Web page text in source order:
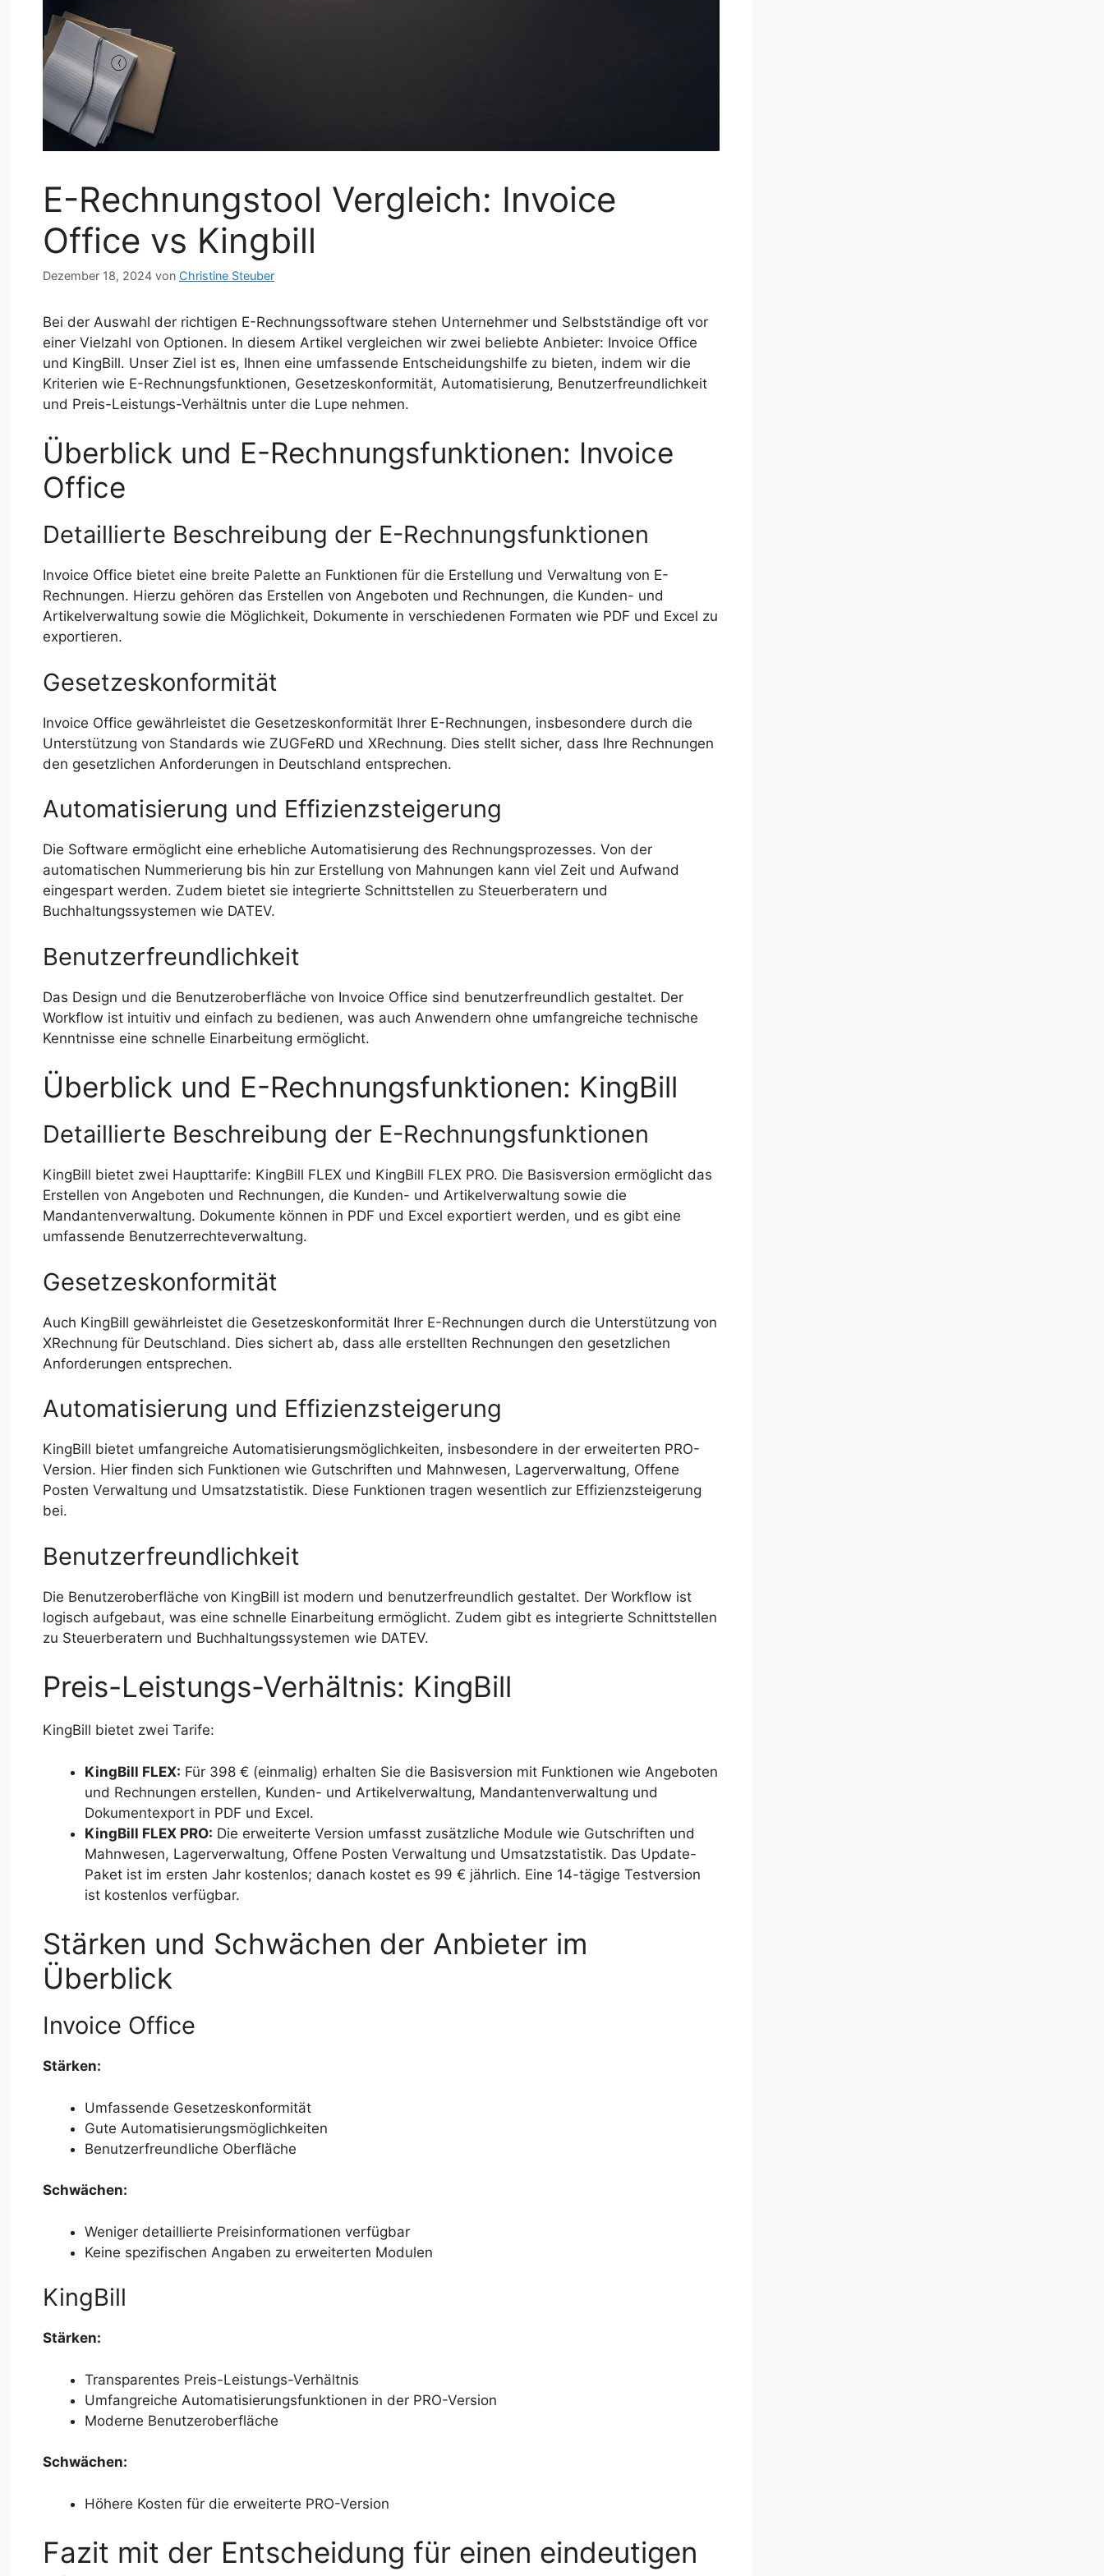
E-Rechnungstool Vergleich: Invoice
Office vs Kingbill
Dezember 18, 2024 von Christine Steuber
Bei der Auswahl der richtigen E-Rechnungssoftware stehen Unternehmer und Selbstständige oft vor
einer Vielzahl von Optionen. In diesem Artikel vergleichen wir zwei beliebte Anbieter: Invoice Office
und KingBill. Unser Ziel ist es, Ihnen eine umfassende Entscheidungshilfe zu bieten, indem wir die
Kriterien wie E-Rechnungsfunktionen, Gesetzeskonformität, Automatisierung, Benutzerfreundlichkeit
und Preis-Leistungs-Verhältnis unter die Lupe nehmen.
Überblick und E-Rechnungsfunktionen: Invoice
Office
Detaillierte Beschreibung der E-Rechnungsfunktionen
Invoice Office bietet eine breite Palette an Funktionen für die Erstellung und Verwaltung von E-
Rechnungen. Hierzu gehören das Erstellen von Angeboten und Rechnungen, die Kunden- und
Artikelverwaltung sowie die Möglichkeit, Dokumente in verschiedenen Formaten wie PDF und Excel zu
exportieren.
Gesetzeskonformität
Invoice Office gewährleistet die Gesetzeskonformität Ihrer E-Rechnungen, insbesondere durch die
Unterstützung von Standards wie ZUGFeRD und XRechnung. Dies stellt sicher, dass Ihre Rechnungen
den gesetzlichen Anforderungen in Deutschland entsprechen.
Automatisierung und Effizienzsteigerung
Die Software ermöglicht eine erhebliche Automatisierung des Rechnungsprozesses. Von der
automatischen Nummerierung bis hin zur Erstellung von Mahnungen kann viel Zeit und Aufwand
eingespart werden. Zudem bietet sie integrierte Schnittstellen zu Steuerberatern und
Buchhaltungssystemen wie DATEV.
Benutzerfreundlichkeit
Das Design und die Benutzeroberfläche von Invoice Office sind benutzerfreundlich gestaltet. Der
Workflow ist intuitiv und einfach zu bedienen, was auch Anwendern ohne umfangreiche technische
Kenntnisse eine schnelle Einarbeitung ermöglicht.
Überblick und E-Rechnungsfunktionen: KingBill
Detaillierte Beschreibung der E-Rechnungsfunktionen
KingBill bietet zwei Haupttarife: KingBill FLEX und KingBill FLEX PRO. Die Basisversion ermöglicht das
Erstellen von Angeboten und Rechnungen, die Kunden- und Artikelverwaltung sowie die
Mandantenverwaltung. Dokumente können in PDF und Excel exportiert werden, und es gibt eine
umfassende Benutzerrechteverwaltung.
Gesetzeskonformität
Auch KingBill gewährleistet die Gesetzeskonformität Ihrer E-Rechnungen durch die Unterstützung von
XRechnung für Deutschland. Dies sichert ab, dass alle erstellten Rechnungen den gesetzlichen
Anforderungen entsprechen.
Automatisierung und Effizienzsteigerung
KingBill bietet umfangreiche Automatisierungsmöglichkeiten, insbesondere in der erweiterten PRO-
Version. Hier finden sich Funktionen wie Gutschriften und Mahnwesen, Lagerverwaltung, Offene
Posten Verwaltung und Umsatzstatistik. Diese Funktionen tragen wesentlich zur Effizienzsteigerung
bei.
Benutzerfreundlichkeit
Die Benutzeroberfläche von KingBill ist modern und benutzerfreundlich gestaltet. Der Workflow ist
logisch aufgebaut, was eine schnelle Einarbeitung ermöglicht. Zudem gibt es integrierte Schnittstellen
zu Steuerberatern und Buchhaltungssystemen wie DATEV.
Preis-Leistungs-Verhältnis: KingBill
KingBill bietet zwei Tarife:
KingBill FLEX: Für 398 € (einmalig) erhalten Sie die Basisversion mit Funktionen wie Angeboten
und Rechnungen erstellen, Kunden- und Artikelverwaltung, Mandantenverwaltung und
Dokumentexport in PDF und Excel.
KingBill FLEX PRO: Die erweiterte Version umfasst zusätzliche Module wie Gutschriften und
Mahnwesen, Lagerverwaltung, Offene Posten Verwaltung und Umsatzstatistik. Das Update-
Paket ist im ersten Jahr kostenlos; danach kostet es 99 € jährlich. Eine 14-tägige Testversion
ist kostenlos verfügbar.
Stärken und Schwächen der Anbieter im
Überblick
Invoice Office
Stärken:
Umfassende Gesetzeskonformität
Gute Automatisierungsmöglichkeiten
Benutzerfreundliche Oberfläche
Schwächen:
Weniger detaillierte Preisinformationen verfügbar
Keine spezifischen Angaben zu erweiterten Modulen
KingBill
Stärken:
Transparentes Preis-Leistungs-Verhältnis
Umfangreiche Automatisierungsfunktionen in der PRO-Version
Moderne Benutzeroberfläche
Schwächen:
Höhere Kosten für die erweiterte PRO-Version
Fazit mit der Entscheidung für einen eindeutigen